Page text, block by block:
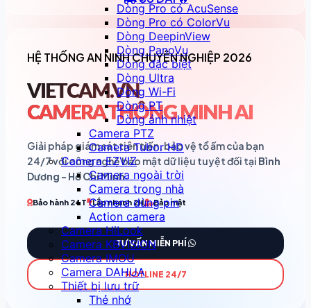
Dòng Pro có AcuSense
Dòng Pro có ColorVu
Dòng DeepinView
Dòng PanoVu
Dòng đặc biệt
Dòng Ultra
Dòng Wi-Fi
Dòng PT
Dòng ảnh nhiệt
Camera PTZ
Camera Tubor HD
Camera EZVIZ
Camera ngoài trời
Camera trong nhà
Camera dùng pin
Action camera
Camera HiLook
Camera KBVISION
Camera IMOU
Camera DAHUA
Thiết bị lưu trữ
Thẻ nhớ
HỆ THỐNG AN NINH CHUYÊN NGHIỆP 2026
VIETCAM.VN
CAMERA THÔNG MINH AI
Giải pháp giám sát tiên tiến, bảo vệ tổ ấm của bạn
24/7 với công nghệ bảo mật dữ liệu tuyệt đối tại Bình
Dương - Hồ Chí Minh.
Bảo hành 24T Lắp nhanh 2H Bảo mật
TƯ VẤN MIỄN PHÍ
HOTLINE 24/7